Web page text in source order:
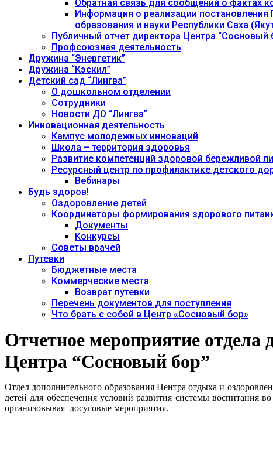
Обратная связь для сообщений о фактах
Информация о реализации постановления
образования и науки Республики Саха
Публичный отчет директора Центра “Сосновый
Профсоюзная деятельность
Дружина “Энергетик”
Дружина “Кэскил”
Детский сад “Лингва”
О дошкольном отделении
Сотрудники
Новости ДО “Лингва”
Инновационная деятельность
Кампус молодежных инноваций
Школа – территория здоровья
Развитие компетенций здоровой бережливой
Ресурсный центр по профилактике детского
Вебинары
Будь здоров!
Оздоровление детей
Координаторы формирования здорового
Документы
Конкурсы
Советы врачей
Путевки
Бюджетные места
Коммерческие места
Возврат путевки
Перечень документов для поступления
Что брать с собой в Центр «Сосновый бор»
Отчетное мероприятие отдела
Центра “Сосновый бор”
Отдел дополнительного образования Центра отдыха и
детей для обеспечения условий развития системы воспитания
организовывая досуговые мероприятия.